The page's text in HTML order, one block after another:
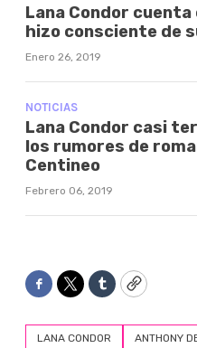
Lana Condor
hizo consciente de
Enero 26, 2019
NOTICIAS
Lana Condor casi
los rumores de
Centineo
Febrero 06, 2019
Facebook
TwitterTumblrCopy
LANA CONDOR ANTHONY